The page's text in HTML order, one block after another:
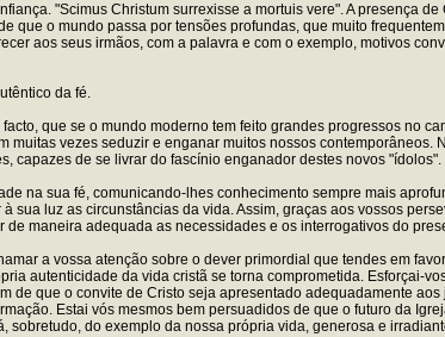
"Scimus Christum surrexisse a mortuis vere". A presença
que o mundo passa por tensões profundas, que muito
aos seus irmãos, com a palavra e com o exemplo, motivos
da fé.
que se o mundo moderno tem feito grandes progressos no
vezes seduzir e enganar muitos nossos
capazes de se livrar do fascínio enganador destes novos "ídolos".
na sua fé, comunicando-lhes conhecimento sempre mais
sua luz as circunstâncias da vida. Assim, graças aos vossos
maneira adequada as necessidades e os interrogativos do
a vossa atenção sobre o dever primordial que tendes em
autenticidade da vida cristã se torna comprometida. Esforçai-
de que o convite de Cristo seja apresentado adequadamente
Estai vós mesmos bem persuadidos de que o futuro da
do exemplo da nossa própria vida, generosa e